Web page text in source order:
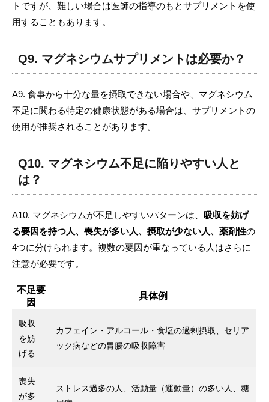
トですが、難しい場合は医師の指導のもとサプリメントを使
用することもあります。
Q9. マグネシウムサプリメントは必要か？
A9. 食事から十分な量を摂取できない場合や、マグネシウム
不足に関わる特定の健康状態がある場合は、サプリメントの
使用が推奨されることがあります。
Q10. マグネシウム不足に陥りやすい人と
は？
A10. マグネシウムが不足しやすいパターンは、 吸収を妨げ
る要因を持つ人、喪失が多い人、摂取が少ない人、薬剤性の
4つに分けられます。複数の要因が重なっている人はさらに
注意が必要です。
不足要
因
具体例
吸収
を妨
げる
カフェイン・アルコール・食塩の過剰摂取、セリア
ック病などの胃腸の吸収障害
喪失
が多
ストレス過多の人、活動量（運動量）の多い人、糖